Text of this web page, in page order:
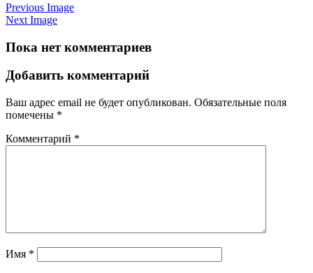
Previous Image
Next Image
Пока нет комментариев
Добавить комментарий
Ваш адрес email не будет опубликован. Обязательные поля
помечены *
Комментарий *
Имя *